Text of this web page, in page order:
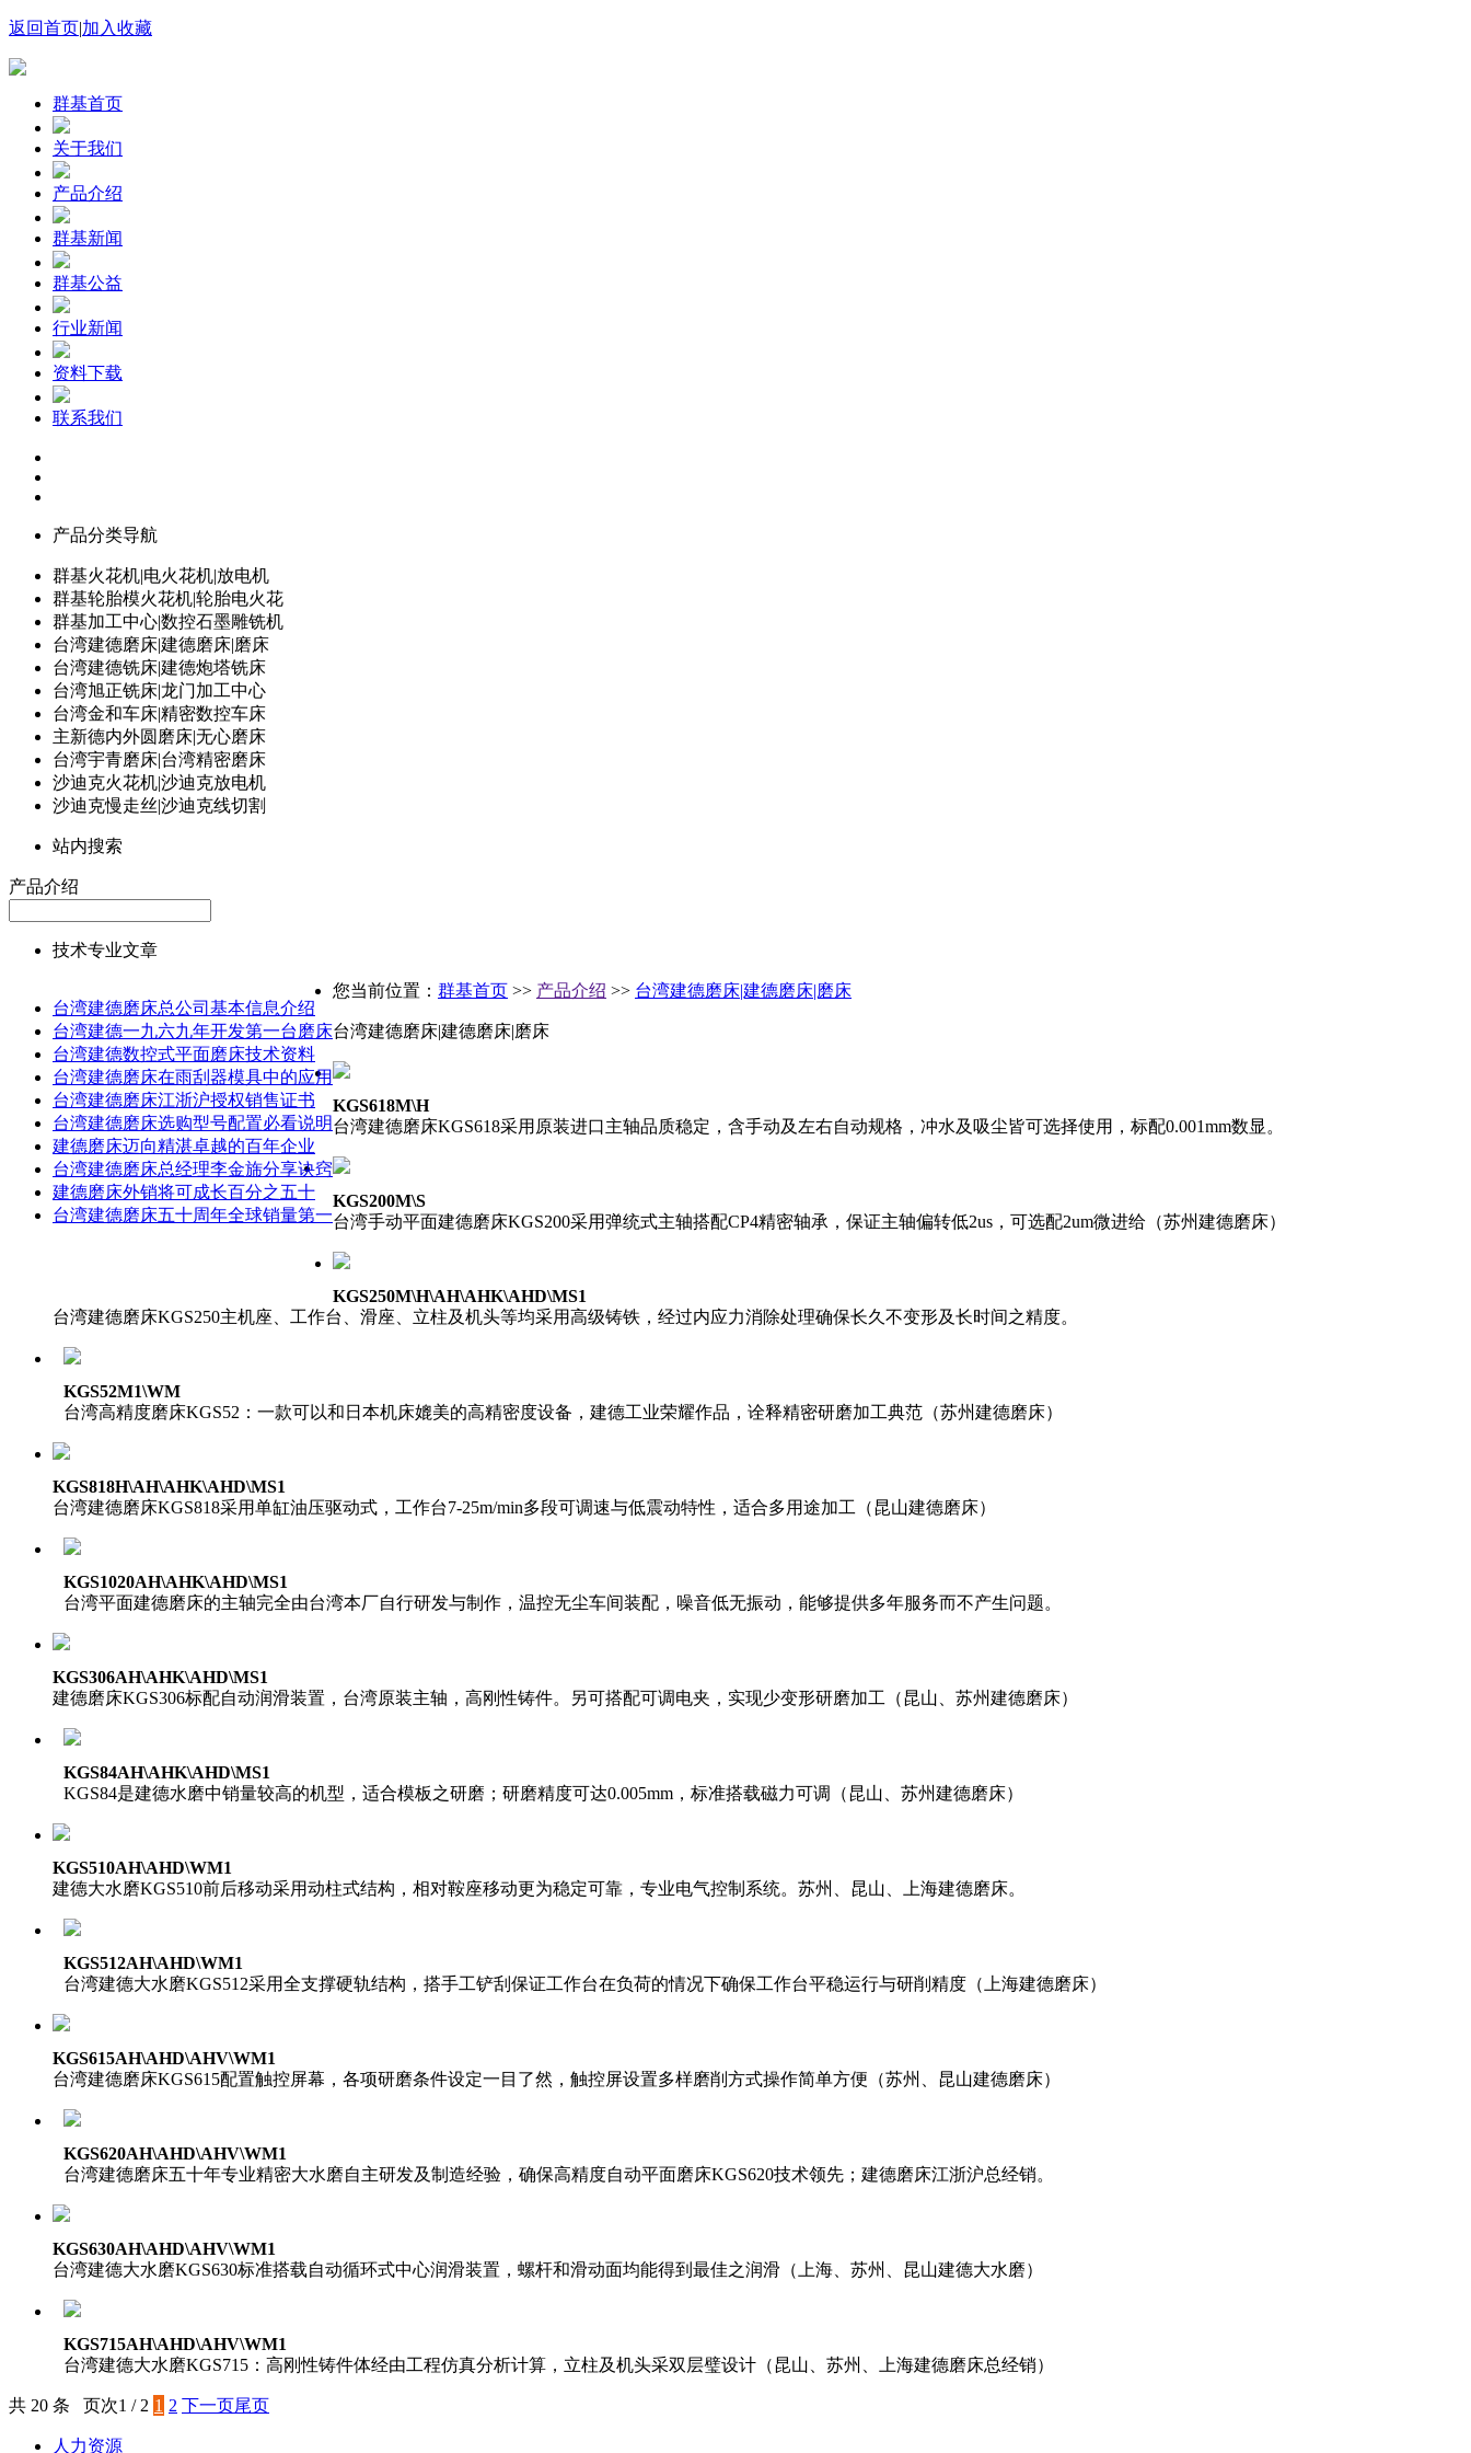
返回首页|加入收藏
群基首页
关于我们
产品介绍
群基新闻
群基公益
行业新闻
资料下载
联系我们
产品分类导航
群基火花机|电火花机|放电机
群基轮胎模火花机|轮胎电火花
群基加工中心|数控石墨雕铣机
台湾建德磨床|建德磨床|磨床
台湾建德铣床|建德炮塔铣床
台湾旭正铣床|龙门加工中心
台湾金和车床|精密数控车床
主新德内外圆磨床|无心磨床
台湾宇青磨床|台湾精密磨床
沙迪克火花机|沙迪克放电机
沙迪克慢走丝|沙迪克线切割
站内搜索
产品介绍
技术专业文章
台湾建德磨床总公司基本信息介绍
台湾建德一九六九年开发第一台磨床
台湾建德数控式平面磨床技术资料
台湾建德磨床在雨刮器模具中的应用
台湾建德磨床江浙沪授权销售证书
台湾建德磨床选购型号配置必看说明
建德磨床迈向精湛卓越的百年企业
台湾建德磨床总经理李金旆分享诀窍
建德磨床外销将可成长百分之五十
台湾建德磨床五十周年全球销量第一
您当前位置： 群基首页 >> 产品介绍 >> 台湾建德磨床|建德磨床|磨床
台湾建德磨床|建德磨床|磨床
KGS618M\H
台湾建德磨床KGS618采用原装进口主轴品质稳定，含手动及左右自动规格，冲水及吸尘皆可选择使用，标配0.001mm数显。
KGS200M\S
台湾手动平面建德磨床KGS200采用弹统式主轴搭配CP4精密轴承，保证主轴偏转低2us，可选配2um微进给（苏州建德磨床）
KGS250M\H\AH\AHK\AHD\MS1
台湾建德磨床KGS250主机座、工作台、滑座、立柱及机头等均采用高级铸铁，经过内应力消除处理确保长久不变形及长时间之精度。
KGS52M1\WM
台湾高精度磨床KGS52：一款可以和日本机床媲美的高精密度设备，建德工业荣耀作品，诠释精密研磨加工典范（苏州建德磨床）
KGS818H\AH\AHK\AHD\MS1
台湾建德磨床KGS818采用单缸油压驱动式，工作台7-25m/min多段可调速与低震动特性，适合多用途加工（昆山建德磨床）
KGS1020AH\AHK\AHD\MS1
台湾平面建德磨床的主轴完全由台湾本厂自行研发与制作，温控无尘车间装配，噪音低无振动，能够提供多年服务而不产生问题。
KGS306AH\AHK\AHD\MS1
建德磨床KGS306标配自动润滑装置，台湾原装主轴，高刚性铸件。另可搭配可调电夹，实现少变形研磨加工（昆山、苏州建德磨床）
KGS84AH\AHK\AHD\MS1
KGS84是建德水磨中销量较高的机型，适合模板之研磨；研磨精度可达0.005mm，标准搭载磁力可调（昆山、苏州建德磨床）
KGS510AH\AHD\WM1
建德大水磨KGS510前后移动采用动柱式结构，相对鞍座移动更为稳定可靠，专业电气控制系统。苏州、昆山、上海建德磨床。
KGS512AH\AHD\WM1
台湾建德大水磨KGS512采用全支撑硬轨结构，搭手工铲刮保证工作台在负荷的情况下确保工作台平稳运行与研削精度（上海建德磨床）
KGS615AH\AHD\AHV\WM1
台湾建德磨床KGS615配置触控屏幕，各项研磨条件设定一目了然，触控屏设置多样磨削方式操作简单方便（苏州、昆山建德磨床）
KGS620AH\AHD\AHV\WM1
台湾建德磨床五十年专业精密大水磨自主研发及制造经验，确保高精度自动平面磨床KGS620技术领先；建德磨床江浙沪总经销。
KGS630AH\AHD\AHV\WM1
台湾建德大水磨KGS630标准搭载自动循环式中心润滑装置，螺杆和滑动面均能得到最佳之润滑（上海、苏州、昆山建德大水磨）
KGS715AH\AHD\AHV\WM1
台湾建德大水磨KGS715：高刚性铸件体经由工程仿真分析计算，立柱及机头采双层璧设计（昆山、苏州、上海建德磨床总经销）
共 20 条 页次1 / 2 1 2 下一页尾页
人力资源